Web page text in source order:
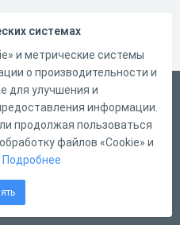
системах
и метрические системы
о производительности и
для улучшения и
информации.
продолжая пользоваться
файлов «Cookie» и
Подробнее